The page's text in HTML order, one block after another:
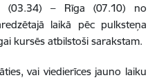
(03.34) – Rīga (07.10) no
laikā pēc pulksteņa
kursēs atbilstoši sarakstam.
vai viedierīces jauno laiku